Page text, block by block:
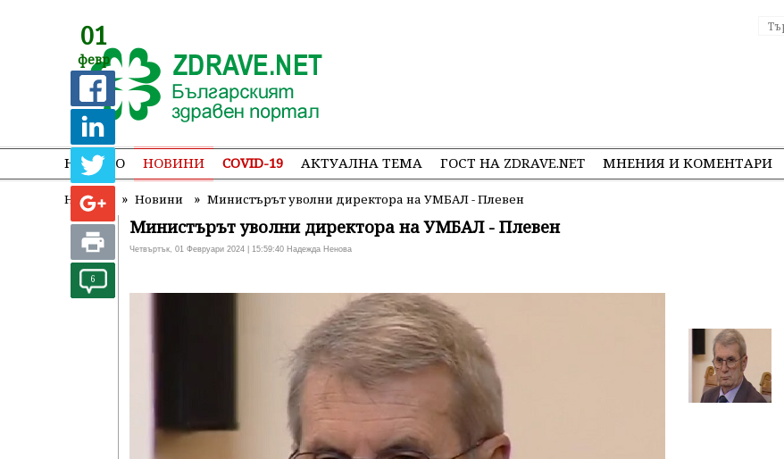
НАЧАЛО НОВИНИ COVID-19 АКТУАЛНА ТЕМА ГОСТ НА ZDRAVE.NET МНЕНИЯ И КОМЕНТАРИ
Начало » Новини » Министърът уволни директора на УМБАЛ - Плевен
01
февр
6
Министърът уволни директора на УМБАЛ - Плевен
Четвъртък, 01 Февруари 2024 | 15:59:40 Надежда Ненова